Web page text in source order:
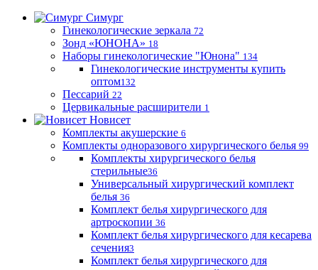
Симург
Гинекологические зеркала 72
Зонд «ЮНОНА» 18
Наборы гинекологические "Юнона" 134
Гинекологические инструменты купить
оптом132
Пессарий 22
Цервикальные расширители 1
Новисет
Комплекты акушерские 6
Комплекты одноразового хирургического белья 99
Комплекты хирургического белья
стерильные36
Универсальный хирургический комплект
белья 36
Комплект белья хирургического для
артроскопии 36
Комплект белья хирургического для кесарева
сечения3
Комплект белья хирургического для